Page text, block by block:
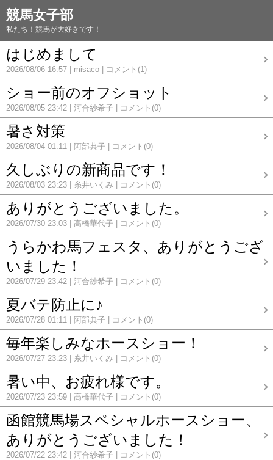
競馬女子部
私たち！競馬が大好きです！
はじめまして
2026/08/06 16:57 misaco コメント(1)
ショー前のオフショット
2026/08/05 23:42 河合紗希子 コメント(0)
暑さ対策
2026/08/04 01:11 阿部典子 コメント(0)
久しぶりの新商品です！
2026/08/03 23:23 糸井いくみ コメント(0)
ありがとうございました。
2026/07/30 23:03 高橋華代子 コメント(0)
うらかわ馬フェスタ、ありがとうござ
いました！
2026/07/29 23:42 河合紗希子 コメント(0)
夏バテ防止に♪
2026/07/28 01:11 阿部典子 コメント(0)
毎年楽しみなホースショー！
2026/07/27 23:23 糸井いくみ コメント(0)
暑い中、お疲れ様です。
2026/07/23 23:59 高橋華代子 コメント(0)
函館競馬場スペシャルホースショー、
ありがとうございました！
2026/07/22 23:42 河合紗希子 コメント(0)